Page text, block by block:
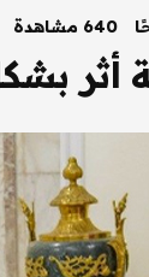
640 مشاهدة
أثر